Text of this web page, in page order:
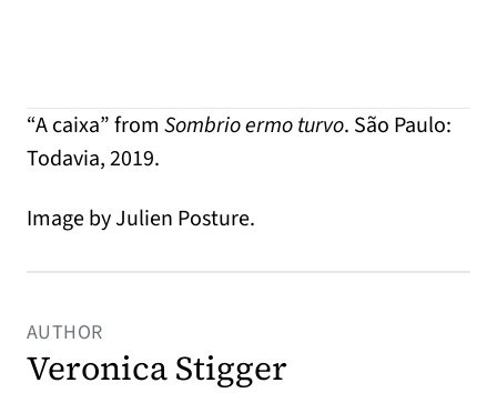
“A caixa” from Sombrio ermo turvo. São Paulo:
Todavia, 2019.
Image by Julien Posture.
AUTHOR
Veronica Stigger